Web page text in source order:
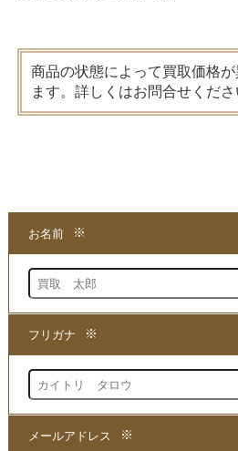
商品の状態によって買取価格
ます。詳しくはお問合せくださ